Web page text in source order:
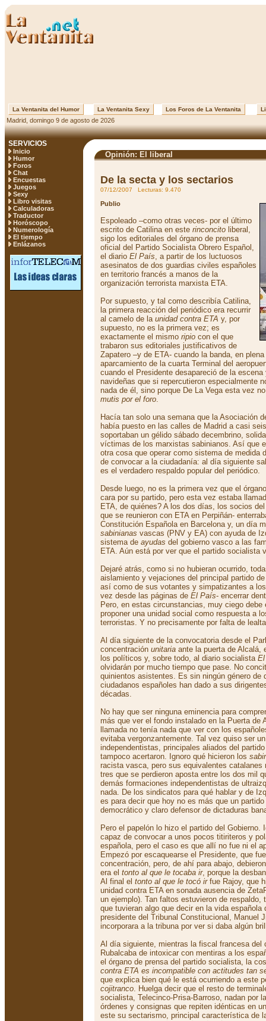
La Ventanita del Humor La Ventanita Sexy Los Foros de La Ventanita
Madrid, domingo 9 de agosto de 2026
SERVICIOS
Inicio
Humor
Foros
Chat
Encuestas
Juegos
Sexy
Libro visitas
Calculadoras
Traductor
Horóscopo
Numerología
El tiempo
Enlázanos
Opinión: El liberal
De la secta y los sectarios
07/12/2007 Lecturas: 9.470
Publio
Espoleado –como otras veces- por el último
escrito de Catilina en este rinconcito liberal,
sigo los editoriales del órgano de prensa
oficial del Partido Socialista Obrero Español,
el diario El País, a partir de los luctuosos
asesinatos de dos guardias civiles españoles
en territorio francés a manos de la
organización terrorista marxista ETA.
Por supuesto, y tal como describía Catilina,
la primera reacción del periódico era recurrir
al camelo de la unidad contra ETA y, por
supuesto, no es la primera vez; es
exactamente el mismo ripio con el que
trabaron sus editoriales justificativos de
Zapatero –y de ETA- cuando la banda, en
aparcamiento de la cuarta Terminal del
cuando el Presidente desapareció de la
navideñas que si repercutieron especialmente
nada de él, sino porque De La Vega esta vez
mutis por el foro.
Hacía tan solo una semana que la Asociación
había puesto en las calles de Madrid a casi
soportaban un gélido sábado decembrino,
víctimas de los marxistas sabinianos. Así que
otra cosa que operar como sistema de medida
de convocar a la ciudadanía: al día siguiente
es el verdadero respaldo popular del periódico.
Desde luego, no es la primera vez que el
cara por su partido, pero esta vez estaba
ETA, de quiénes? A los dos días, los socios
que se reunieron con ETA en Perpiñán-
Constitución Española en Barcelona y, un día
sabinianas vascas (PNV y EA) con ayuda de
sistema de ayudas del gobierno vasco a las
ETA. Aún está por ver que el partido socialista
Dejaré atrás, como si no hubieran ocurrido,
aislamiento y vejaciones del principal partido
así como de sus votantes y simpatizantes a
vez desde las páginas de El País- encerrar
Pero, en estas circunstancias, muy ciego debe
proponer una unidad social como respuesta a
terroristas. Y no precisamente por falta de
Al día siguiente de la convocatoria desde el
concentración unitaria ante la puerta de Alcalá,
los políticos y, sobre todo, al diario socialista
olvidarán por mucho tiempo que pase. No
quinientos asistentes. Es sin ningún género de
ciudadanos españoles han dado a sus
décadas.
No hay que ser ninguna eminencia para
más que ver el fondo instalado en la Puerta de
llamada no tenía nada que ver con los
evitaba vergonzantemente. Tal vez quiso ser
independentistas, principales aliados del
tampoco acertaron. Ignoro qué hicieron los
racista vasca, pero sus equivalentes catalanes
tres que se perdieron aposta entre los dos mil
demás formaciones independentistas de
nada. De los sindicatos para qué hablar y de
es para decir que hoy no es más que un
democrático y claro defensor de dictaduras
Pero el papelón lo hizo el partido del Gobierno.
capaz de convocar a unos pocos titiriteros y
española, pero el caso es que allí no fue ni el
Empezó por escaquearse el Presidente, que
concentración, pero, de ahí para abajo,
era el tonto al que le tocaba ir, porque la
Al final el tonto al que le tocó irfue Rajoy, que
unidad contra ETA en sonada ausencia de
un ejemplo). Tan faltos estuvieron de respaldo,
que tuvieran algo que decir en la vida española
presidente del Tribunal Constitucional, Manuel
incorporara a la tribuna por ver si daba algún
Al día siguiente, mientras la fiscal francesa del
Rubalcaba de intoxicar con mentiras a los
el órgano de prensa del partido socialista, la
contra ETA es incompatible con actitudes tan
que explica bien qué le está ocurriendo a este
cojitranco. Huelga decir que el resto de
socialista, Telecinco-Prisa-Barroso, nadan por
órdenes y consignas que repiten idénticas en
este su sectarismo, principal característica de